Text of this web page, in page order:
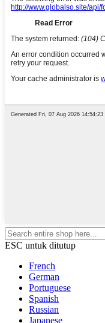
ESC untuk ditutup
French
German
Portuguese
Spanish
Russian
Japanese